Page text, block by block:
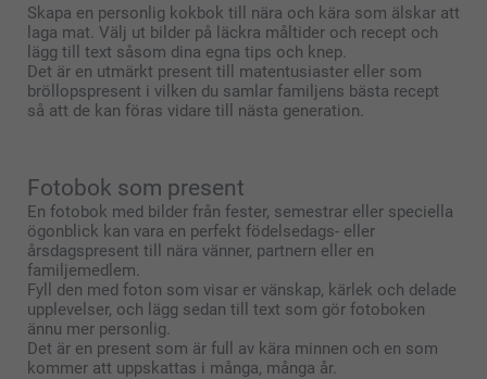
Skapa en personlig kokbok till nära och kära som älskar att
laga mat. Välj ut bilder på läckra måltider och recept och
lägg till text såsom dina egna tips och knep.
Det är en utmärkt present till matentusiaster eller som
bröllopspresent i vilken du samlar familjens bästa recept
så att de kan föras vidare till nästa generation.
Fotobok som present
En fotobok med bilder från fester, semestrar eller speciella
ögonblick kan vara en perfekt födelsedags- eller
årsdagspresent till nära vänner, partnern eller en
familjemedlem.
Fyll den med foton som visar er vänskap, kärlek och delade
upplevelser, och lägg sedan till text som gör fotoboken
ännu mer personlig.
Det är en present som är full av kära minnen och en som
kommer att uppskattas i många, många år.